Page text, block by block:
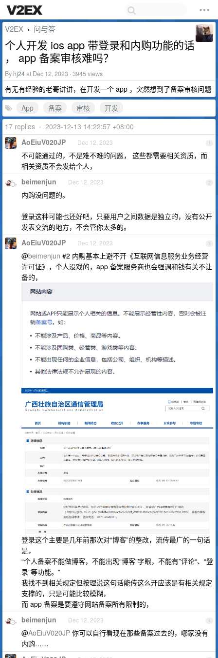
V2EX › 问与答
个人开发 ios app 带登录和内购功能的话
， app 备案审核难吗？
By hj24at Dec 12, 2023 · 3945 views
有无有经验的老哥讲讲，在开发一个 app ，突然想到了备案审核问题
App
备案 审核
开发
17 replies • 2023-12-13 14:22:57 +08:00
1
AoEiuV020JP Dec 12, 2023
不可能通过的，不是难不难的问题， 这些都需要相关资质，而
相关资质不会发给个人，
2
beimenjun Dec 12, 2023
内购没问题的。
登录这种可能也还好吧，只要用户之间数据是独立的，没有公开
发表交流的地方，不会管你太多的。
3
AoEiuV020JP Dec 12, 2023
@beimenjun #2 内购基本上避不开《互联网信息服务业务经营
许可证》，个人没戏的，app 备案服务商也会强调和钱有关不让
备的，
登录这个主要是几年前那次对“博客”的整改，流传最广的一句话
是，
“个人备案不能做博客，不能出现“博客”字眼，不能有”评论“、“登
录”等功能。”
我找不到相关规定但按理说这句话能传这么开应该是有相关规定
支撑的，只是可能比较模糊，
而 app 备案是要遵守网站备案所有限制的，
4
beimenjun Dec 12, 2023
@AoEiuV020JP 你可以自行看现在那些备案过去的，哪家没有
内购……